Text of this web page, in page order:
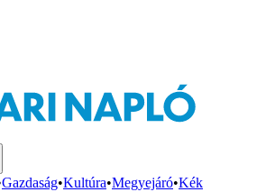
Gazdaság•Kultúra•Megyejáró•Kék